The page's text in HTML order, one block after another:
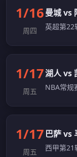
1/16
周四
曼城 vs
英超第22
1/17
周五
湖人 vs
NBA常规
1/17
周五
巴萨 vs
西甲第21